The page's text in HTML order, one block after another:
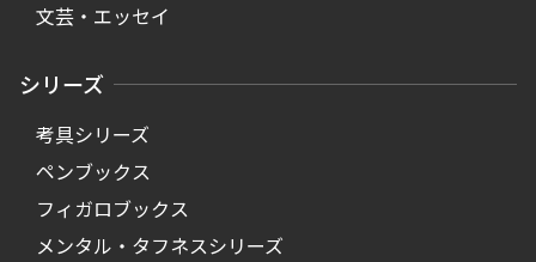
文芸・エッセイ
シリーズ
考具シリーズ
ペンブックス
フィガロブックス
メンタル・タフネスシリーズ